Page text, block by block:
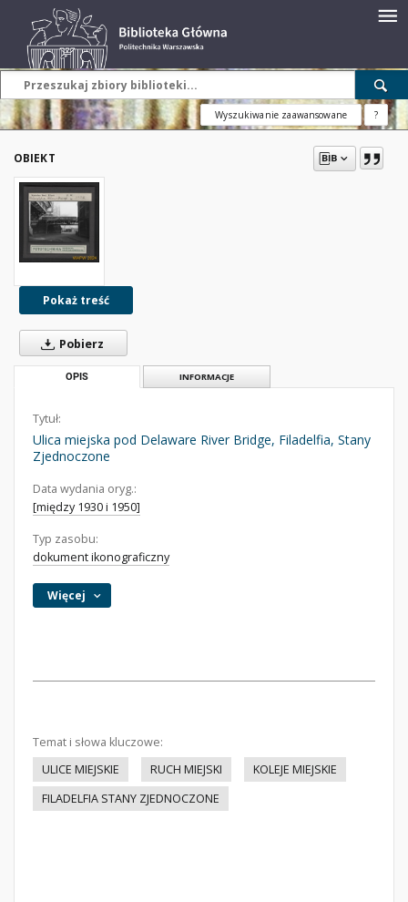
Wyszukiwanie zaawansowane ?
OBIEKT
Pokaż treść
Pobierz
OPIS INFORMACJE
Tytuł:
Ulica miejska pod Delaware River Bridge, Filadelfia, Stany
Zjednoczone
Data wydania oryg.:
[między 1930 i 1950]
Typ zasobu:
dokument ikonograficzny
Więcej
Temat i słowa kluczowe:
ULICE MIEJSKIE
RUCH MIEJSKI
KOLEJE MIEJSKIE
FILADELFIA STANY ZJEDNOCZONE